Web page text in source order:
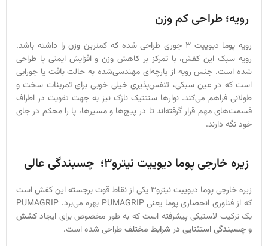
رویه؛ طراحی کم وزن
رویه پوما دیوییت 3 جوری طراحی شده که کمترین وزن را داشته باشد.
رویه سبک این کفش، با تمرکز بر کاهش وزن و افزایش ایمنی پا طراحی
شده است. جنس رویه از پارچه‌ای مهندسی‌شده به حالت بافت یا جورابی
است که در عین سبکی، تنفس‌پذیری خیلی خوبی برای تمرینات سخت و
طولانی فراهم می‌کند. نوارها سنتتیک نازک نیز به جهت تقویت در اطراف
قسمت‌های مهم قرار گرفته‌اند تا در پیچ‌ها و مسیرها، پا را محکم در جای
خود نگه دارند.
زیره خارجی پوما دیوییت نیترو3؛ چسبندگی عالی
زیره خارجی پوما دیوییت نیترو3 یکی از نقاط قوت برجسته این کفش است
که از فناوری انحصاری پوما یعنی PUMAGRIP بهره می‌برد. PUMAGRIP
یک ترکیب لاستیکی پیشرفته است که به طور مخصوص برای ایجادکشش
و چسبندگی استثنایی در شرایط مختلفطراحی شده است.